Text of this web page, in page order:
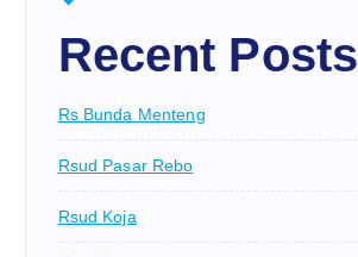
Recent Posts
Rs Bunda Menteng
Rsud Pasar Rebo
Rsud Koja